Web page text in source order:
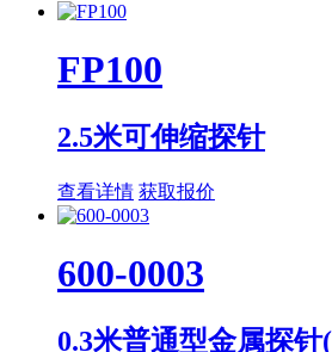
FP100
2.5米可伸缩探针
查看详情 获取报价
600-0003
0.3米普通型金属探针